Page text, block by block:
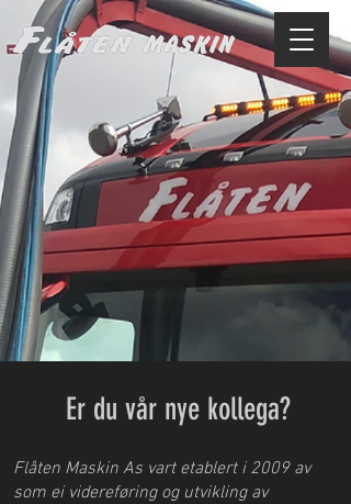
Er du vår nye kollega?
Flåten Maskin As vart etablert i 2009 av
som ei videreføring og utvikling av